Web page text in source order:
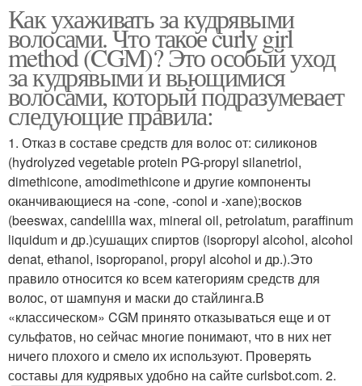
Как ухаживать за кудрявыми
волосами. Что такое curly girl
method (CGM)? Это особый уход
за кудрявыми и вьющимися
волосами, который подразумевает
следующие правила:
1. Отказ в составе средств для волос от: силиконов
(hydrolyzed vegetable protein PG-propyl silanetriol,
dimethicone, amodimethicone и другие компоненты
оканчивающиеся на -cone, -conol и -xane);восков
(beeswax, candelilla wax, mineral oil, petrolatum, paraffinum
liquidum и др.)сушащих спиртов (isopropyl alcohol, alcohol
denat, ethanol, isopropanol, propyl alcohol и др.).Это
правило относится ко всем категориям средств для
волос, от шампуня и маски до стайлинга.В
«классическом» CGM принято отказываться еще и от
сульфатов, но сейчас многие понимают, что в них нет
ничего плохого и смело их используют. Проверять
составы для кудрявых удобно на сайте curlsbot.com. 2.